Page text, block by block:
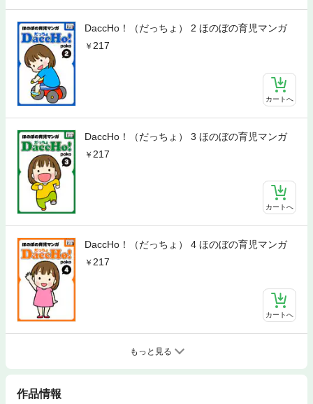
DaccHo！（だっちょ） 2 ほのぼの育児マンガ
217
カートへ
DaccHo！（だっちょ） 3 ほのぼの育児マンガ
217
カートへ
DaccHo！（だっちょ） 4 ほのぼの育児マンガ
217
カートへ
もっと見る
作品情報